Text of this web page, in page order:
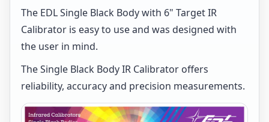
The EDL Single Black Body with 6" Target IR
Calibrator is easy to use and was designed with
the user in mind.
The Single Black Body IR Calibrator offers
reliability, accuracy and precision measurements.